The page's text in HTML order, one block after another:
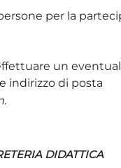
per la
un
indirizzo di posta
.
DIDATTICA